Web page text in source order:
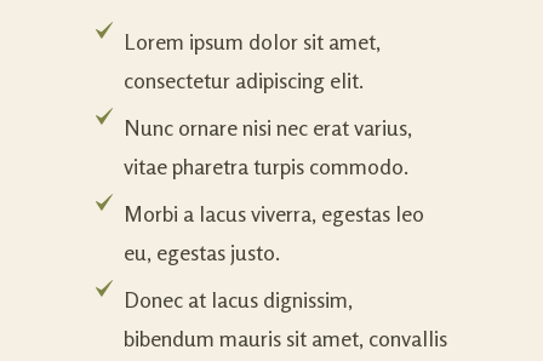
Lorem ipsum dolor sit amet,
consectetur adipiscing elit.
Nunc ornare nisi nec erat varius,
vitae pharetra turpis commodo.
Morbi a lacus viverra, egestas leo
eu, egestas justo.
Donec at lacus dignissim,
bibendum mauris sit amet, convallis